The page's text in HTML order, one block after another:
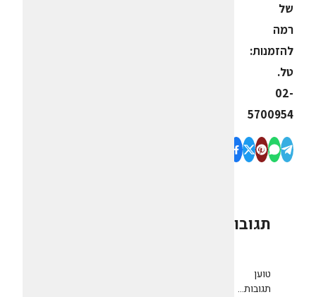
של
רמה
להזמנות:
טל.
02-
5700954
תגובות
טוען
תגובות...